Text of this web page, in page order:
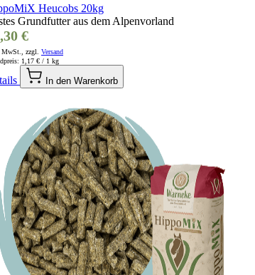
Heucobs 20kg
Grundfutter aus dem Alpenvorland
€
zzgl. Versand
1,17 € / 1 kg
In den Warenkorb